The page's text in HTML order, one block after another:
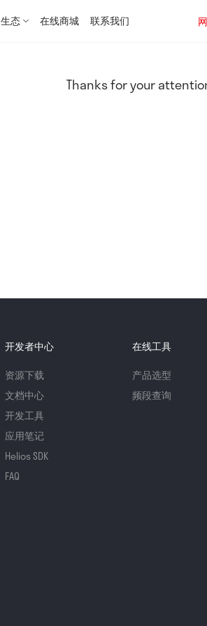
生态 在线商城 联系我们
Thanks for your
开发者中心
资源下载
文档中心
开发工具
应用笔记
Helios SDK
FAQ
在线工具
产品选型
频段查询